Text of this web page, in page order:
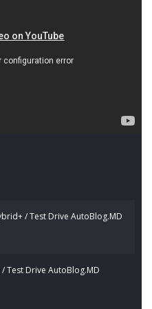
/ Test Drive AutoBlog.MD
/ Test Drive AutoBlog.MD